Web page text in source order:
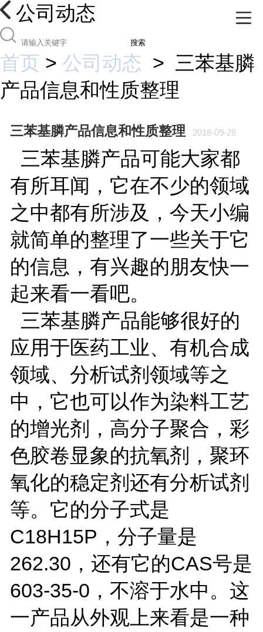
公司动态
搜索
首页 > 公司动态 > 三苯基膦
产品信息和性质整理
三苯基膦产品信息和性质整理 2018-09-28
三苯基膦产品可能大家都
有所耳闻，它在不少的领域
之中都有所涉及，今天小编
就简单的整理了一些关于它
的信息，有兴趣的朋友快一
起来看一看吧。
三苯基膦产品能够很好的
应用于医药工业、有机合成
领域、分析试剂领域等之
中，它也可以作为染料工艺
的增光剂，高分子聚合，彩
色胶卷显象的抗氧剂，聚环
氧化的稳定剂还有分析试剂
等。它的分子式是
C18H15P，分子量是
262.30，还有它的CAS号是
603-35-0，不溶于水中。这
一产品从外观上来看是一种